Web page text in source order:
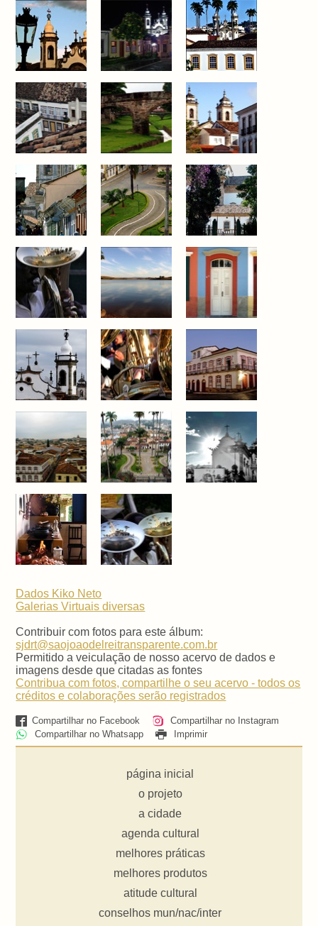
Dados Kiko Neto
Galerias Virtuaisdiversas
Contribuir com fotos para este álbum:
sjdrt@saojoaodelreitransparente.com.br
Permitido a veiculação de nosso acervo de dados e
imagens desde que citadas as fontes
Contribua com fotos, compartilhe o seu acervo - todos os
créditos e colaborações serão registrados
Compartilhar no Facebook
Compartilhar no Instagram
Compartilhar no Whatsapp
Imprimir
página inicial
o projeto
a cidade
agenda cultural
melhores práticas
melhores produtos
atitude cultural
conselhos mun/nac/inter